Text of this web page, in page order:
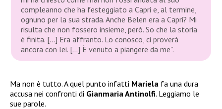
compleanno che ha festeggiato a Capri e, al termine,
ognuno per la sua strada. Anche Belen era a Capri? Mi
risulta che non fossero insieme, però. So che la storia
è finita. […] Era affranto. Lo conosco, ci proverà
ancora con lei. […] È venuto a piangere da me”.
Ma non è tutto. A quel punto infatti Mariela fa una dura
accusa nei confronti di Gianmaria Antinolfi. Leggiamo le
sue parole.